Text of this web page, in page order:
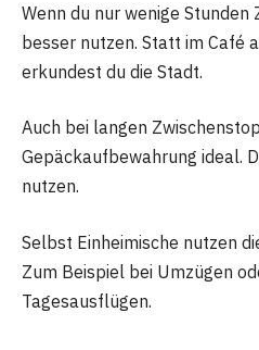
Wenn du nur wenige Stunden
besser nutzen. Statt im Café
erkundest du die Stadt.
Auch bei langen
Gepäckaufbewahrung ideal.
nutzen.
Selbst Einheimische nutzen
Zum Beispiel bei Umzügen
Tagesausflügen.